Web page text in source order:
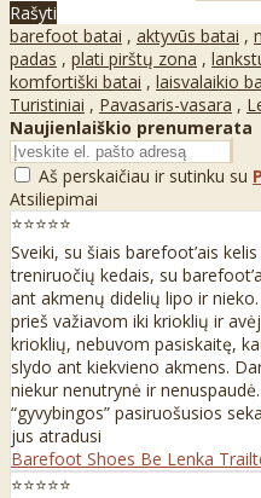
Rašyti
barefoot batai , aktyvūs batai ,
padas , plati pirštų zona ,
komfortiški batai , laisvalaikio
Turistiniai , Pavasaris-vasara ,
Naujienlaiškio prenumerata
Aš perskaičiau ir sutinku su
Atsiliepimai
⭐⭐⭐⭐⭐
Sveiki, su šiais barefoot’ais
treniruočių kedais, su
ant akmenų didelių lipo ir
prieš važiavom iki krioklių ir
krioklių, nebuvom pasiskaitę,
slydo ant kiekvieno akmens.
niekur nenutrynė ir
“gyvybingos” pasiruošusios
jus atradusi
Barefoot Shoes Be Lenka
⭐⭐⭐⭐⭐